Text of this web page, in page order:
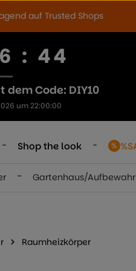
auf Trusted Shops
: 43
dem Code: DIY10
um 22:00:00
- Shop the look -
- Gartenhaus/
Raumheizkörper